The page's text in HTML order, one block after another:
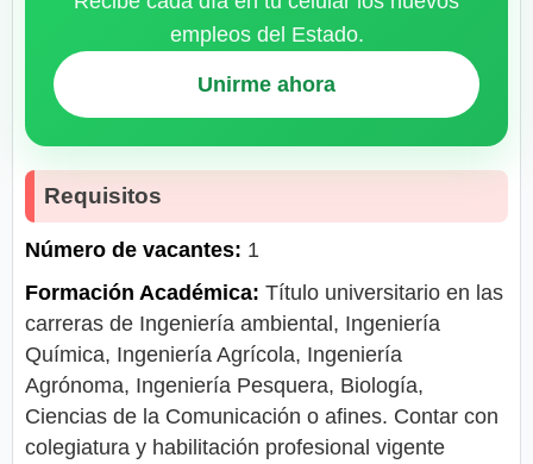
empleos del Estado.
Unirme ahora
Requisitos
Número de vacantes: 1
Formación Académica: Título universitario en las
carreras de Ingeniería ambiental, Ingeniería
Química, Ingeniería Agrícola, Ingeniería
Agrónoma, Ingeniería Pesquera, Biología,
Ciencias de la Comunicación o afines. Contar con
colegiatura y habilitación profesional vigente